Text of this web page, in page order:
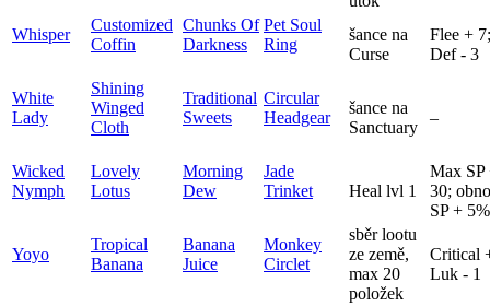
Whisper
Customized
Coffin
Chunks Of
Darkness
Pet Soul
Ring
šance na
Curse
Flee + 7;
Def - 3
White
Lady
Shining
Winged
Cloth
Traditional
Sweets
Circular
Headgear
šance na
Sanctuary
–
Wicked
Nymph
Lovely
Lotus
Morning
Dew
Jade
Trinket
Heal lvl 1
Max SP
30;
SP + 5%
Yoyo
Tropical
Banana
Banana
Juice
Monkey
Circlet
sběr lootu
ze země,
max 20
položek
Critical
Luk - 1